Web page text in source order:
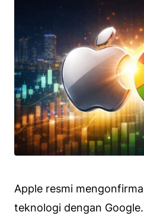
Apple resmi
teknologi dengan